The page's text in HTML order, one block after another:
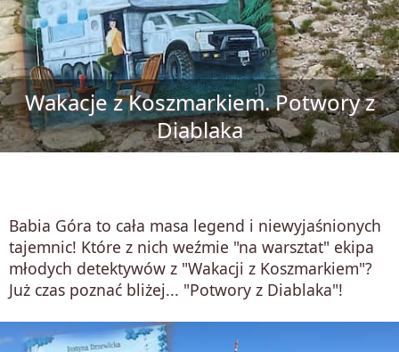
Wakacje z Koszmarkiem. Potwory z
Diablaka
Babia Góra to cała masa legend i niewyjaśnionych
tajemnic! Które z nich weźmie "na warsztat" ekipa
młodych detektywów z "Wakacji z Koszmarkiem"?
Już czas poznać bliżej... "Potwory z Diablaka"!